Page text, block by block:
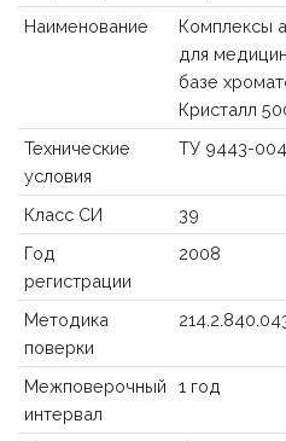
Наименование
Комплексы
для
базе
Кристалл
Технические
условия
ТУ 9443-
Класс СИ
39
Год
регистрации
2008
Методика
поверки
Межповерочный
интервал
1 год